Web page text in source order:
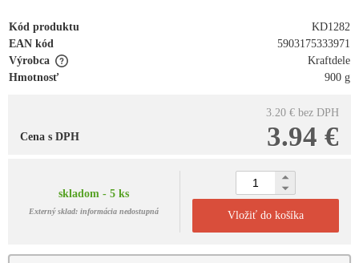
Kód produktu
KD1282
EAN kód
5903175333971
Výrobca
Kraftdele
Hmotnosť
900 g
3.20 € bez DPH
3.94 €
Cena s DPH
skladom - 5 ks
Externý sklad: informácia nedostupná Vložiť do košíka